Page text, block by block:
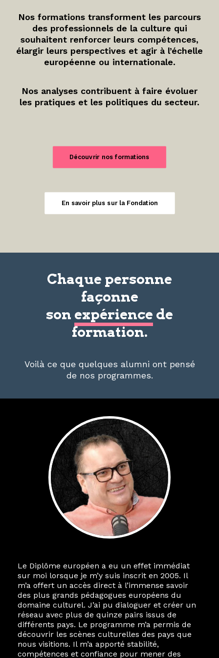
Nos formations transforment les parcours
des professionnels de la culture qui
souhaitent renforcer leurs compétences,
élargir leurs perspectives et agir à l’échelle
européenne ou internationale.
Nos analyses contribuent à faire évoluer
les pratiques et les politiques du secteur.
Découvrir nos formations
En savoir plus sur la Fondation
Chaque personne
façonne
son expérience de
formation.
Voilà ce que quelques alumni ont pensé
de nos programmes.
Le Diplôme européen a eu un effet immédiat
sur moi lorsque je m’y suis inscrit en 2005. Il
m’a offert un accès direct à l’immense savoir
des plus grands pédagogues européens du
domaine culturel. J’ai pu dialoguer et créer un
réseau avec plus de quinze pairs issus de
différents pays. Le programme m’a permis de
découvrir les scènes culturelles des pays que
nous visitions. Il m’a apporté stabilité,
compétences et confiance pour mener des
Le destin a voulu que ma vie privée et ma vie
professionnelle dans les arts soient étroitement
liées. Durant mon année au sein du Diplôme
Marcel Hicter, j’ai intégré un réseau européen
aussi inattendu que vibrant, qui s’est étendu
bien au-delà de la salle de classe. En quelques
mois, j’invitais mes camarades à collaborer sur
des projets allant de Baguio City à Pékin,
de Helsinki à Kuala Lumpur, Langkawi, Manille,
Tokyo et Varsovie, renforçant ainsi ma vision de